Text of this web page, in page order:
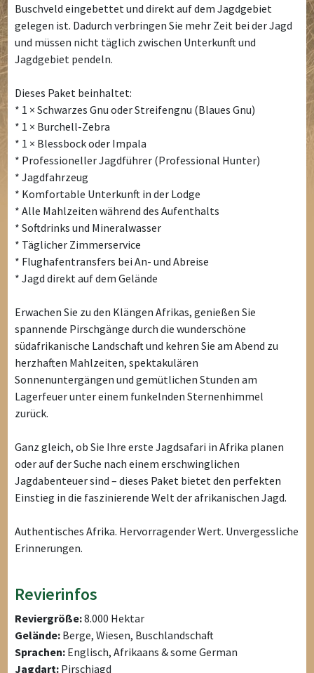
Buschveld eingebettet und direkt auf dem Jagdgebiet
gelegen ist. Dadurch verbringen Sie mehr Zeit bei der Jagd
und müssen nicht täglich zwischen Unterkunft und
Jagdgebiet pendeln.
Dieses Paket beinhaltet:
* 1 × Schwarzes Gnu oder Streifengnu (Blaues Gnu)
* 1 × Burchell-Zebra
* 1 × Blessbock oder Impala
* Professioneller Jagdführer (Professional Hunter)
* Jagdfahrzeug
* Komfortable Unterkunft in der Lodge
* Alle Mahlzeiten während des Aufenthalts
* Softdrinks und Mineralwasser
* Täglicher Zimmerservice
* Flughafentransfers bei An- und Abreise
* Jagd direkt auf dem Gelände
Erwachen Sie zu den Klängen Afrikas, genießen Sie
spannende Pirschgänge durch die wunderschöne
südafrikanische Landschaft und kehren Sie am Abend zu
herzhaften Mahlzeiten, spektakulären
Sonnenuntergängen und gemütlichen Stunden am
Lagerfeuer unter einem funkelnden Sternenhimmel
zurück.
Ganz gleich, ob Sie Ihre erste Jagdsafari in Afrika planen
oder auf der Suche nach einem erschwinglichen
Jagdabenteuer sind – dieses Paket bietet den perfekten
Einstieg in die faszinierende Welt der afrikanischen Jagd.
Authentisches Afrika. Hervorragender Wert. Unvergessliche
Erinnerungen.
Revierinfos
Reviergröße:8.000 Hektar
Gelände: Berge, Wiesen, Buschlandschaft
Sprachen: Englisch, Afrikaans & some German
Jagdart: Pirschjagd